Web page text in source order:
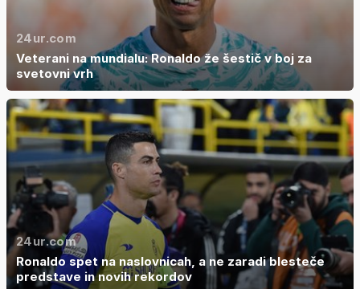
24ur.com
Veterani na mundialu: Ronaldo že šestič v boj za
svetovni vrh
24ur.com
Ronaldo spet na naslovnicah, a ne zaradi blesteče
predstave in novih rekordov